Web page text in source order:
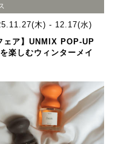
木) - 12.17(水)
ェア】UNMIX POP-UP
楽しむウィンターメイ